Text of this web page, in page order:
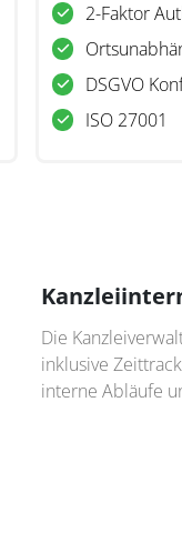
2-Faktor
DSGVO
ISO 27001
Die
inklusive
interne Abläufe